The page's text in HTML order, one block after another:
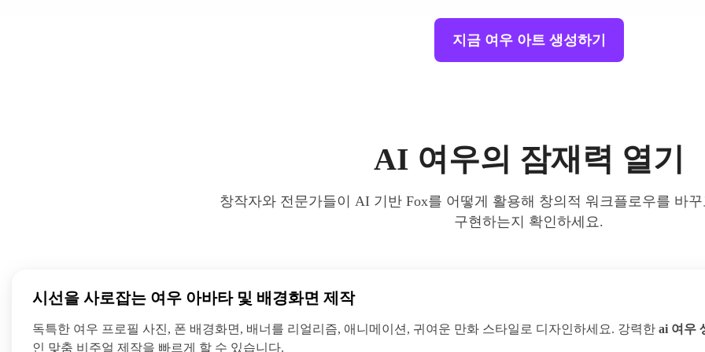
지금 여우 아트 생성하기
AI 여우의 잠재력 열기
창작자와 전문가들이 AI 기반 Fox를 어떻게 활용해 창의적 워크플로우를 바
구현하는지 확인하세요.
시선을 사로잡는 여우 아바타 및 배경화면 제작
독특한 여우 프로필 사진, 폰 배경화면, 배너를 리얼리즘, 애니메이션, 귀여운 만화 스타일로 디자인하세요. 강력한 ai 여우
인 맞춤 비주얼 제작을 빠르게 할 수 있습니다.